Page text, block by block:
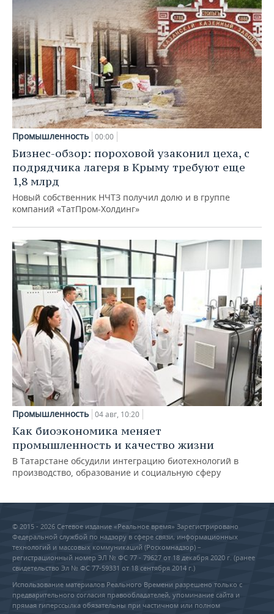
Промышленность 00:00
Бизнес-обзор: пороховой узаконил цеха, с
подрядчика лагеря в Крыму требуют еще
1,8 млрд
Новый собственник НЧТЗ получил долю и в группе
компаний «ТатПром-Холдинг»
Промышленность 04 авг, 10:20
Как биоэкономика меняет
промышленность и качество жизни
В Татарстане обсудили интеграцию биотехнологий в
производство, образование и социальную сферу
© 2015 - 2026 Сетевое издание «Реальное время» Зарегистрировано
Федеральной службой по надзору в сфере связи, информационных
технологий и массовых коммуникаций (Роскомнадзор) –
регистрационный номер ЭЛ № ФС 77 - 79627 от 18 декабря 2020 г. (ранее
свидетельство Эл № ФС 77-59331 от 18 сентября 2014 г.)
Использование материалов Реального Времени разрешено только с
предварительного согласия правообладателей, упоминание сайта и
прямая гиперссылка обязательны при частичном или полном